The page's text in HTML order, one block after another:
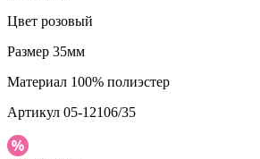
Цвет розовый
Размер 35мм
Материал 100% полиэстер
Артикул 05-12106/35